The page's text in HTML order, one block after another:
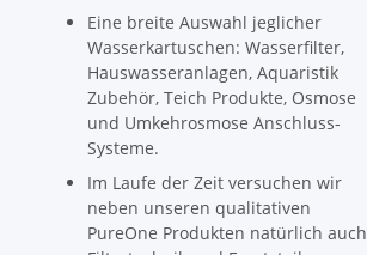
Eine breite Auswahl jeglicher
Wasserkartuschen: Wasserfilter,
Hauswasseranlagen, Aquaristik
Zubehör, Teich Produkte, Osmose
und Umkehrosmose Anschluss-
Systeme.
Im Laufe der Zeit versuchen wir
neben unseren qualitativen
PureOne Produkten natürlich auch